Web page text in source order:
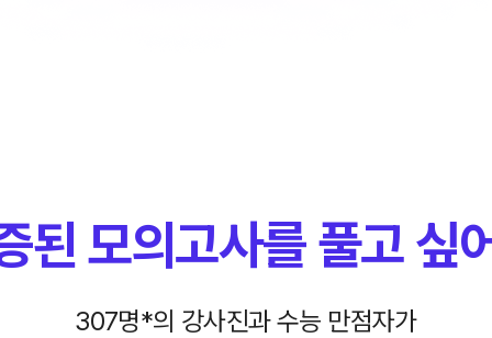
된 모의고사를풀고 싶
307명*의 강사진과 수능 만점자가